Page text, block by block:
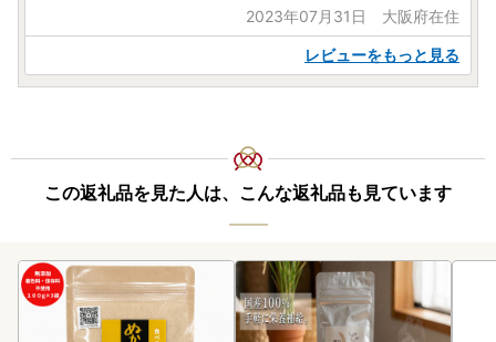
2023年07月31日 大阪府在住
レビューをもっと見る
この返礼品を見た人は、こんな返礼品も見ています